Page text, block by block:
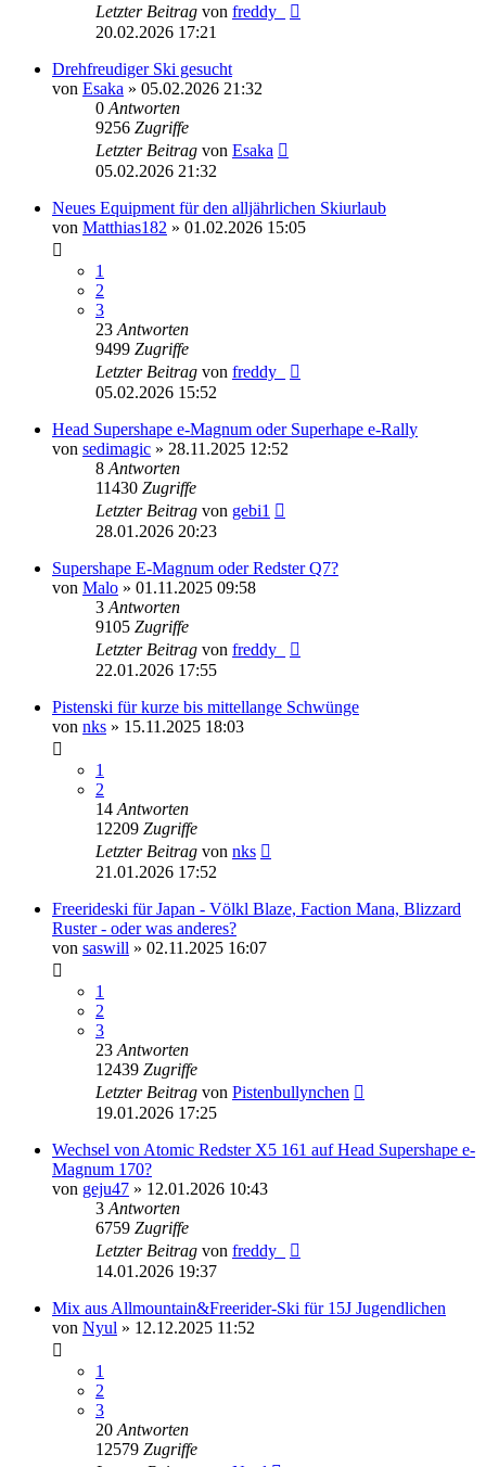
Letzter Beitrag von freddy_
20.02.2026 17:21
Drehfreudiger Ski gesucht
von Esaka » 05.02.2026 21:32
0 Antworten
9256 Zugriffe
Letzter Beitrag von Esaka
05.02.2026 21:32
Neues Equipment für den alljährlichen Skiurlaub
von Matthias182 » 01.02.2026 15:05
1
2
3
23 Antworten
9499 Zugriffe
Letzter Beitrag von freddy_
05.02.2026 15:52
Head Supershape e-Magnum oder Superhape e-Rally
von sedimagic » 28.11.2025 12:52
8 Antworten
11430 Zugriffe
Letzter Beitrag von gebi1
28.01.2026 20:23
Supershape E-Magnum oder Redster Q7?
von Malo » 01.11.2025 09:58
3 Antworten
9105 Zugriffe
Letzter Beitrag von freddy_
22.01.2026 17:55
Pistenski für kurze bis mittellange Schwünge
von nks » 15.11.2025 18:03
1
2
14 Antworten
12209 Zugriffe
Letzter Beitrag von nks
21.01.2026 17:52
Freerideski für Japan - Völkl Blaze, Faction Mana, Blizzard
Ruster - oder was anderes?
von saswill » 02.11.2025 16:07
1
2
3
23 Antworten
12439 Zugriffe
Letzter Beitrag von Pistenbullynchen
19.01.2026 17:25
Wechsel von Atomic Redster X5 161 auf Head Supershape e-
Magnum 170?
von geju47 » 12.01.2026 10:43
3 Antworten
6759 Zugriffe
Letzter Beitrag von freddy_
14.01.2026 19:37
Mix aus Allmountain&Freerider-Ski für 15J Jugendlichen
von Nyul » 12.12.2025 11:52
1
2
3
20 Antworten
12579 Zugriffe